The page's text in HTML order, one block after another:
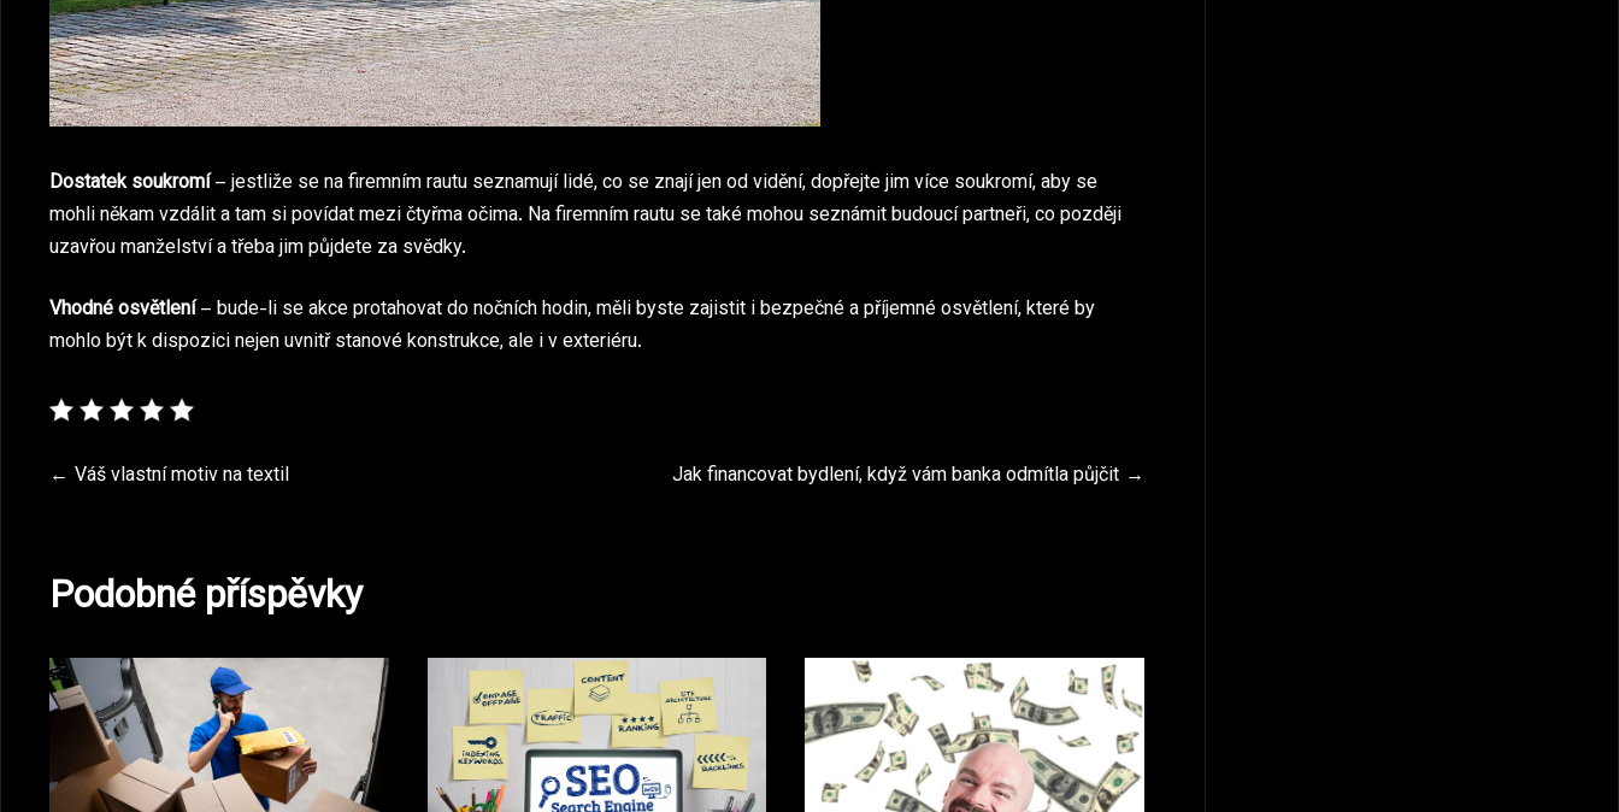
Dostatek soukromí– jestliže se na firemním rautu seznamují lidé, co se znají jen od vidění, dopřejte jim více soukromí, aby se
mohli někam vzdálit a tam si povídat mezi čtyřma očima. Na firemním rautu se také mohou seznámit budoucí partneři, co později
uzavřou manželství a třeba jim půjdete za svědky.
Vhodné osvětlení– bude-li se akce protahovat do nočních hodin, měli byste zajistit i bezpečné a příjemné osvětlení, které by
mohlo být k dispozici nejen uvnitř stanové konstrukce, ale i v exteriéru.
Navigace
příspěvek
Váš vlastní motiv na textil Jak financovat bydlení, když vám banka odmítla půjčit
Podobné příspěvky